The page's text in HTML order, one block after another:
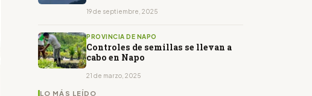
19 de septiembre, 2025
PROVINCIA DE NAPO
Controles de semillas se llevan a
cabo en Napo
21 de marzo, 2025
LO MÁS LEÍDO